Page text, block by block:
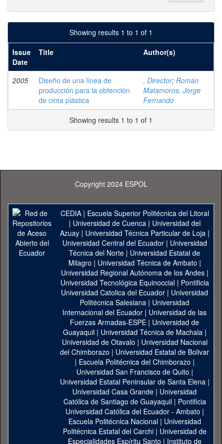
Showing results 1 to 1 of 1
Issue
Date
Title Author(s)
2005
Diseño de una línea de
producción para la obtención
de cinta plástica
, Director; Román
Matamoros, Jorge
Fernando
Showing results 1 to 1 of 1
Copyright 2024 ESPOL
CEDIA| Escuela Superior Politécnica del Litoral
| Universidad de Cuenca| Universidad del
Azuay| Universidad Técnica Particular de Loja|
Universidad Central del Ecuador| Universidad
Técnica del Norte | Universidad Estatal de
Milagro | Universidad Técnica de Ambato |
Universidad Regional Autónoma de los Andes|
Universidad Tecnológica Equinoccial| Pontificia
Universidad Catolica del Ecuador | Universidad
Politécnica Salesiana | Universidad
Internacional del Ecuador | Universidad de las
Fuerzas Armadas-ESPE | Universidad de
Guayaquil| Universidad Técnica de Machala|
Universidad de Otavalo | Universidad Nacional
del Chimborazo | Universidad Estatal de Bolivar
| Escuela Politécnica del Chimborazo |
Universidad San Francisco de Quito |
Universidad Estatal Peninsular de Santa Elena|
Universidad Casa Grande | Universidad
Católica de Santiago de Guayaquil| Pontificia
Universidad Católica del Ecuador - Ambato |
Escuela Politécnica Nacional| Universidad
Politécnica Estatal del Carchi| Universidad de
Especialidades Espíritu Santo | Instituto de